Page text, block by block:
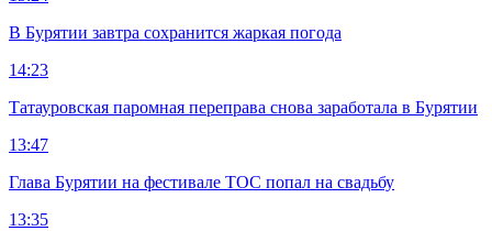
В Бурятии завтра сохранится жаркая погода
14:23
Татауровская паромная переправа снова заработала в Бурятии
13:47
Глава Бурятии на фестивале ТОС попал на свадьбу
13:35